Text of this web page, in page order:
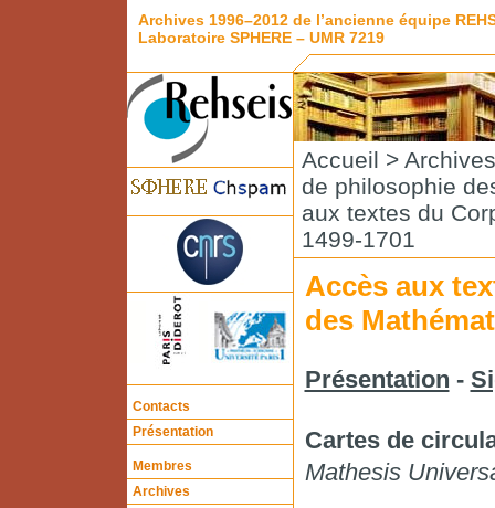
Archives 1996–2012 de l’ancienne équipe
Laboratoire SPHERE – UMR 7219
Contacts
Présentation
Membres
Archives
Accueil > Archives
de philosophie
aux textes du
1499-1701
Accès aux
des
Présentation -
Cartes de
Mathesis